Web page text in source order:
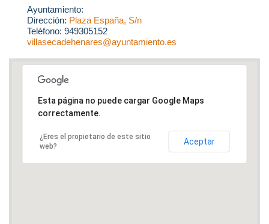
Ayuntamiento:
Dirección: Plaza España, S/n
Teléfono: 949305152
villasecadehenares@ayuntamiento.es
Esta página no puede cargar Google Maps
correctamente.
¿Eres el propietario de este sitio
web?
Aceptar